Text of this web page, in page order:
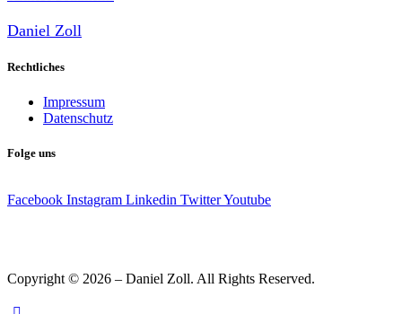
Daniel Zoll
Rechtliches
Impressum
Datenschutz
Folge uns
Facebook Instagram Linkedin TwitterYoutube
Copyright © 2026 – Daniel Zoll. All Rights Reserved.